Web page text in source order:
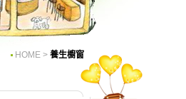
HOME > 養生櫥窗